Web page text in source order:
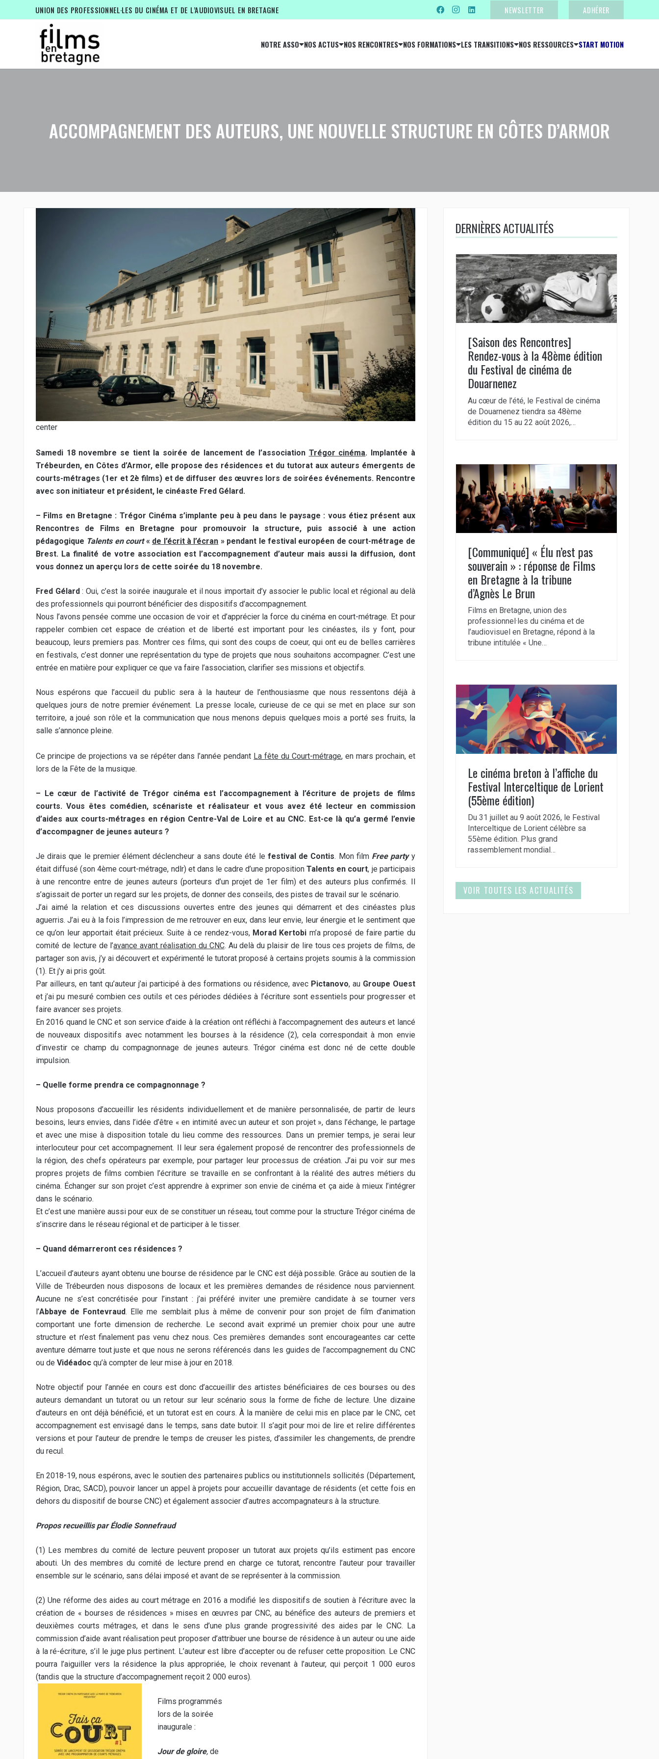
UNION DES PROFESSIONNEL·LES DU CINÉMA ET DE L’AUDIOVISUEL EN BRETAGNE NEWSLETTER ADHÉRER
NOTRE ASSO NOS ACTUS NOS RENCONTRES NOS FORMATIONS LES TRANSITIONS NOS RESSOURCES START MOTION
ACCOMPAGNEMENT DES AUTEURS, UNE NOUVELLE STRUCTURE EN CÔTES D’ARMOR
center
Samedi 18 novembre se tient la soirée de lancement de l’association Trégor cinéma. Implantée à
Trébeurden, en Côtes d’Armor, elle propose des résidences et du tutorat aux auteurs émergents de
courts-métrages (1er et 2è films) et de diffuser des œuvres lors de soirées événements. Rencontre
avec son initiateur et président, le cinéaste Fred Gélard.
– Films en Bretagne : Trégor Cinéma s’implante peu à peu dans le paysage : vous étiez présent aux
Rencontres de Films en Bretagne pour promouvoir la structure, puis associé à une action
pédagogique Talents en court« de l’écrit à l’écran » pendant le festival européen de court-métrage de
Brest. La finalité de votre association est l’accompagnement d’auteur mais aussi la diffusion, dont
vous donnez un aperçu lors de cette soirée du 18 novembre.
Fred Gélard : Oui, c’est la soirée inaugurale et il nous importait d’y associer le public local et régional au delà
des professionnels qui pourront bénéficier des dispositifs d’accompagnement.
Nous l’avons pensée comme une occasion de voir et d’apprécier la force du cinéma en court-métrage. Et pour
rappeler combien cet espace de création et de liberté est important pour les cinéastes, ils y font, pour
beaucoup, leurs premiers pas. Montrer ces films, qui sont des coups de coeur, qui ont eu de belles carrières
en festivals, c’est donner une représentation du type de projets que nous souhaitons accompagner. C’est une
entrée en matière pour expliquer ce que va faire l’association, clarifier ses missions et objectifs.
Nous espérons que l’accueil du public sera à la hauteur de l’enthousiasme que nous ressentons déjà à
quelques jours de notre premier événement. La presse locale, curieuse de ce qui se met en place sur son
territoire, a joué son rôle et la communication que nous menons depuis quelques mois a porté ses fruits, la
salle s’annonce pleine.
Ce principe de projections va se répéter dans l’année pendant La fête du Court-métrage, en mars prochain, et
lors de la Fête de la musique.
– Le cœur de l’activité de Trégor cinéma est l’accompagnement à l’écriture de projets de films
courts. Vous êtes comédien, scénariste et réalisateur et vous avez été lecteur en commission
d’aides aux courts-métrages en région Centre-Val de Loire et au CNC. Est-ce là qu’a germé l’envie
d’accompagner de jeunes auteurs ?
Je dirais que le premier élément déclencheur a sans doute été le festival de Contis. Mon film Free partyy
était diffusé (son 4ème court-métrage, ndlr) et dans le cadre d’une propositionTalents en court, je participais
à une rencontre entre de jeunes auteurs (porteurs d’un projet de 1er film) et des auteurs plus confirmés. Il
s’agissait de porter un regard sur les projets, de donner des conseils, des pistes de travail sur le scénario.
J’ai aimé la relation et ces discussions ouvertes entre des jeunes qui démarrent et des cinéastes plus
aguerris. J’ai eu à la fois l’impression de me retrouver en eux, dans leur envie, leur énergie et le sentiment que
ce qu’on leur apportait était précieux. Suite à ce rendez-vous, Morad Kertobi m’a proposé de faire partie du
comité de lecture de l’avance avant réalisation du CNC. Au delà du plaisir de lire tous ces projets de films, de
partager son avis, j’y ai découvert et expérimenté le tutorat proposé à certains projets soumis à la commission
(1). Et j’y ai pris goût.
Par ailleurs, en tant qu’auteur j’ai participé à des formations ou résidence, avec Pictanovo, au Groupe Ouest
et j’ai pu mesuré combien ces outils et ces périodes dédiées à l’écriture sont essentiels pour progresser et
faire avancer ses projets.
En 2016 quand le CNC et son service d’aide à la création ont réfléchi à l’accompagnement des auteurs et lancé
de nouveaux dispositifs avec notamment les bourses à la résidence (2), cela correspondait à mon envie
d’investir ce champ du compagnonnage de jeunes auteurs. Trégor cinéma est donc né de cette double
impulsion.
– Quelle forme prendra ce compagnonnage ?
Nous proposons d’accueillir les résidents individuellement et de manière personnalisée, de partir de leurs
besoins, leurs envies, dans l’idée d’être « en intimité avec un auteur et son projet », dans l’échange, le partage
et avec une mise à disposition totale du lieu comme des ressources. Dans un premier temps, je serai leur
interlocuteur pour cet accompagnement. Il leur sera également proposé de rencontrer des professionnels de
la région, des chefs opérateurs par exemple, pour partager leur processus de création. J’ai pu voir sur mes
propres projets de films combien l’écriture se travaille en se confrontant à la réalité des autres métiers du
cinéma. Échanger sur son projet c’est apprendre à exprimer son envie de cinéma et ça aide à mieux l’intégrer
dans le scénario.
Et c’est une manière aussi pour eux de se constituer un réseau, tout comme pour la structure Trégor cinéma de
s’inscrire dans le réseau régional et de participer à le tisser.
– Quand démarreront ces résidences ?
L’accueil d’auteurs ayant obtenu une bourse de résidence par le CNC est déjà possible. Grâce au soutien de la
Ville de Trébeurden nous disposons de locaux et les premières demandes de résidence nous parviennent.
Aucune ne s’est concrétisée pour l’instant : j’ai préféré inviter une première candidate à se tourner vers
l’Abbaye de Fontevraud. Elle me semblait plus à même de convenir pour son projet de film d’animation
comportant une forte dimension de recherche. Le second avait exprimé un premier choix pour une autre
structure et n’est finalement pas venu chez nous. Ces premières demandes sont encourageantes car cette
aventure démarre tout juste et que nous ne serons référencés dans les guides de l’accompagnement du CNC
ou de Vidéadoc qu’à compter de leur mise à jour en 2018.
Notre objectif pour l’année en cours est donc d’accueillir des artistes bénéficiaires de ces bourses ou des
auteurs demandant un tutorat ou un retour sur leur scénario sous la forme de fiche de lecture. Une dizaine
d’auteurs en ont déjà bénéficié, et un tutorat est en cours. À la manière de celui mis en place par le CNC, cet
accompagnement est envisagé dans le temps, sans date butoir. Il s’agit pour moi de lire et relire différentes
versions et pour l’auteur de prendre le temps de creuser les pistes, d’assimiler les changements, de prendre
du recul.
En 2018-19, nous espérons, avec le soutien des partenaires publics ou institutionnels sollicités (Département,
Région, Drac, SACD), pouvoir lancer un appel à projets pour accueillir davantage de résidents (et cette fois en
dehors du dispositif de bourse CNC) et également associer d’autres accompagnateurs à la structure.
Propos recueillis par Élodie Sonnefraud
(1) Les membres du comité de lecture peuvent proposer un tutorat aux projets qu’ils estiment pas encore
abouti. Un des membres du comité de lecture prend en charge ce tutorat, rencontre l’auteur pour travailler
ensemble sur le scénario, sans délai imposé et avant de se représenter à la commission.
(2) Une réforme des aides au court métrage en 2016 a modifié les dispositifs de soutien à l’écriture avec la
création de « bourses de résidences » mises en œuvres par CNC, au bénéfice des auteurs de premiers et
deuxièmes courts métrages, et dans le sens d’une plus grande progressivité des aides par le CNC. La
commission d’aide avant réalisation peut proposer d’attribuer une bourse de résidence à un auteur ou une aide
à la ré-écriture, s’il le juge plus pertinent. L’auteur est libre d’accepter ou de refuser cette proposition. Le CNC
pourra l’aiguiller vers la résidence la plus appropriée, le choix revenant à l’auteur, qui perçoit 1 000 euros
(tandis que la structure d’accompagnement reçoit 2 000 euros).
Films programmés
lors de la soirée
inaugurale :
Jour de gloire, de
DERNIÈRES ACTUALITÉS
[Saison des Rencontres]
Rendez-vous à la 48ème édition
du Festival de cinéma de
Douarnenez
Au cœur de l’été, le Festival de cinéma
de Douarnenez tiendra sa 48ème
édition du 15 au 22 août 2026,…
[Communiqué] « Élu n’est pas
souverain » : réponse de Films
en Bretagne à la tribune
d’Agnès Le Brun
Films en Bretagne, union des
professionnel·les du cinéma et de
l’audiovisuel en Bretagne, répond à la
tribune intitulée « Une…
Le cinéma breton à l’affiche du
Festival Interceltique de Lorient
(55ème édition)
Du 31 juillet au 9 août 2026, le Festival
Interceltique de Lorient célèbre sa
55ème édition. Plus grand
rassemblement mondial…
VOIR TOUTES LES ACTUALITÉS